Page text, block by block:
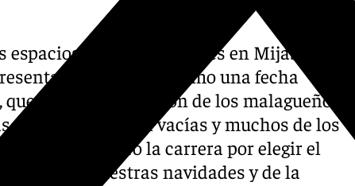
espacios de El Corte Inglés en Mijas y
una vez más, como una fecha
pone a disposición de los malagueños y
estanterías están vacías y muchos de los
agotado. Pero la carrera por elegir el
parte de nuestras navidades y de la